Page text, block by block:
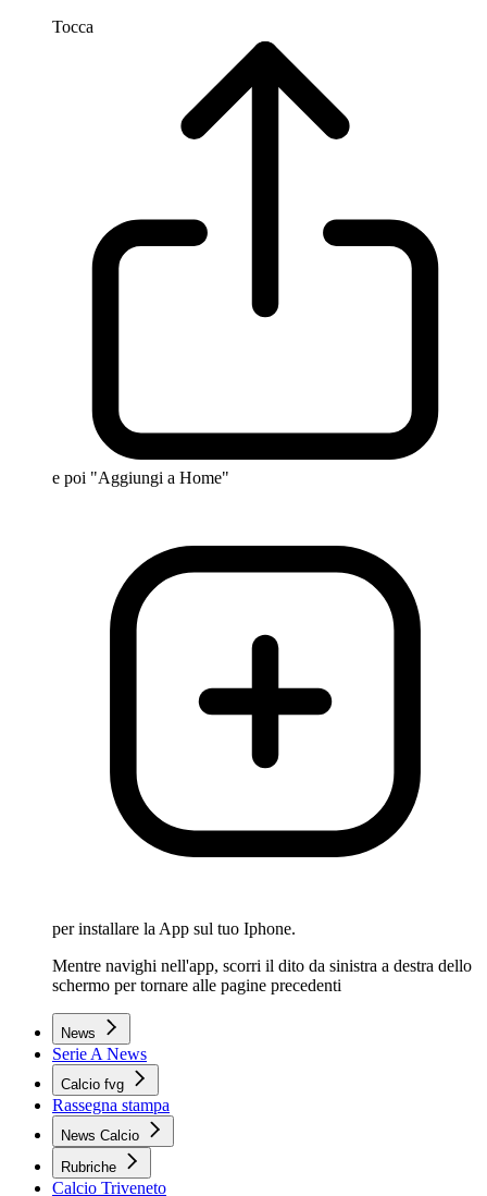
Tocca
e poi "Aggiungi a Home"
per installare la App sul tuo Iphone.
Mentre navighi nell'app, scorri il dito da sinistra a destra dello
schermo per tornare alle pagine precedenti
News
Serie A News
Calcio fvg
Rassegna stampa
News Calcio
Rubriche
Calcio Triveneto